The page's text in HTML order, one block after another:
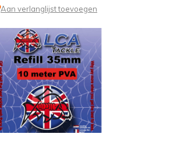
Aan verlanglijst toevoegen